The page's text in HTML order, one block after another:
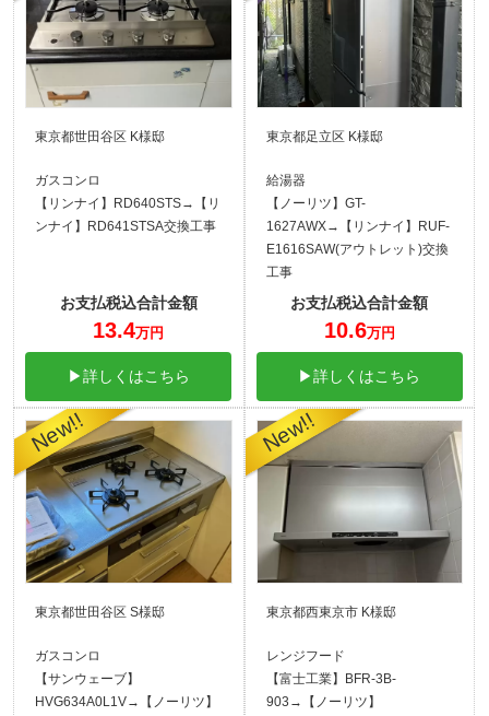
東京都世田谷区 K様邸
ガスコンロ
【リンナイ】RD640STS→【リ
ンナイ】RD641STSA交換工事
お支払税込合計金額
13.4万円
▶詳しくはこちら
東京都足立区 K様邸
給湯器
【ノーリツ】GT-
1627AWX→【リンナイ】RUF-
E1616SAW(アウトレット)交換
工事
お支払税込合計金額
10.6万円
▶詳しくはこちら
東京都世田谷区 S様邸
ガスコンロ
【サンウェーブ】
HVG634A0L1V→【ノーリツ】
東京都西東京市 K様邸
レンジフード
【富士工業】BFR-3B-
903→【ノーリツ】